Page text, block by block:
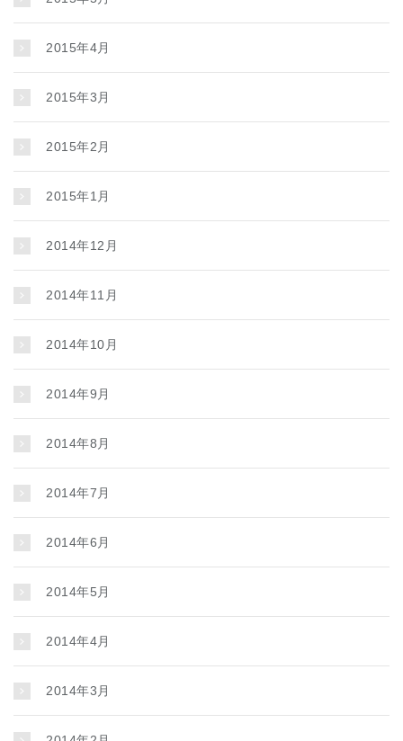
2015年4月
2015年3月
2015年2月
2015年1月
2014年12月
2014年11月
2014年10月
2014年9月
2014年8月
2014年7月
2014年6月
2014年5月
2014年4月
2014年3月